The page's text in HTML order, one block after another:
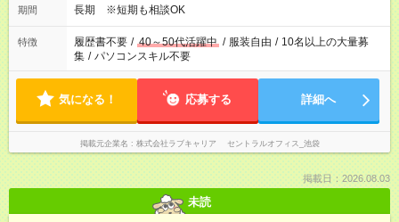
期間 長期 ※短期も相談OK
特徴 履歴書不要 / 40～50代活躍中 / 服装自由 / 10名以上の大量募
集 / パソコンスキル不要
気になる！ 応募する 詳細へ
掲載元企業名 株式会社ラブキャリア セントラルオフィス_池袋
掲載日：2026.08.03
未読